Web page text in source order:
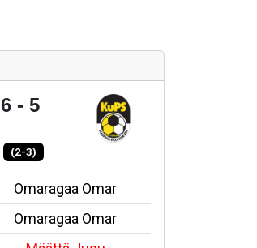
6 - 5
(2-3)
Omaragaa Omar
Omaragaa Omar